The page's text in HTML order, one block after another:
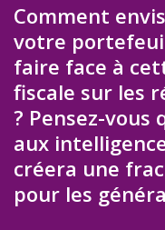
Comment
votre
faire face à
fiscale sur les
? Pensez-vous
aux
créera une
pour les